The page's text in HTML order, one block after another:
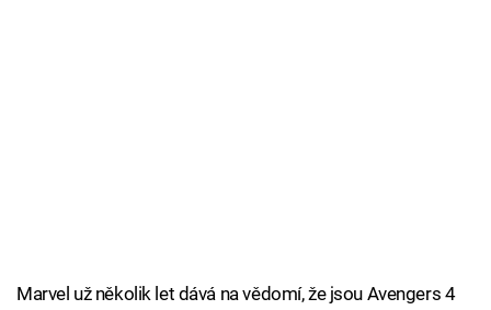
Marvel už několik let dává na vědomí, že jsou Avengers 4